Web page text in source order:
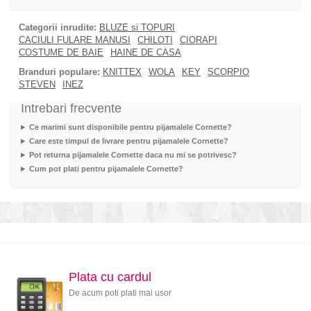
Categorii inrudite: BLUZE si TOPURI
CACIULI FULARE MANUSI
CHILOTI
CIORAPI
COSTUME DE BAIE
HAINE DE CASA
Branduri populare: KNITTEX WOLA KEY
SCORPIO
STEVEN
INEZ
Intrebari frecvente
Ce marimi sunt disponibile pentru pijamalele Cornette?
Care este timpul de livrare pentru pijamalele Cornette?
Pot returna pijamalele Cornette daca nu mi se potrivesc?
Cum pot plati pentru pijamalele Cornette?
Plata cu cardul
De acum poti plati mai usor